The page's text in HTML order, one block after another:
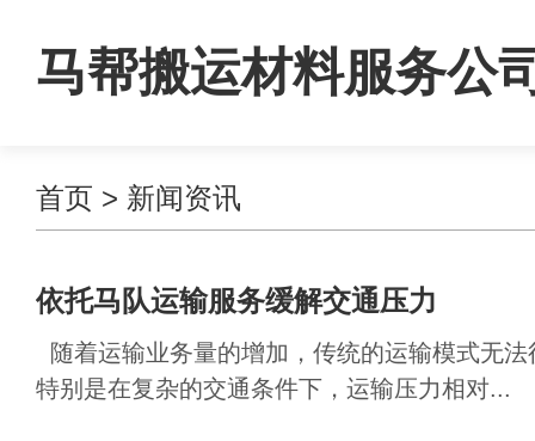
马帮搬运材料服务公
首页 > 新闻资讯
依托马队运输服务缓解交通压力
随着运输业务量的增加，传统的运输模式无
特别是在复杂的交通条件下，运输压力相对...